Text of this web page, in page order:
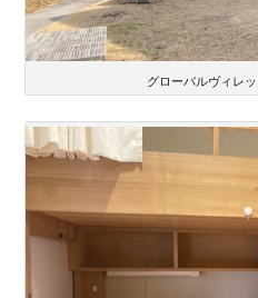
グローバルヴィレ